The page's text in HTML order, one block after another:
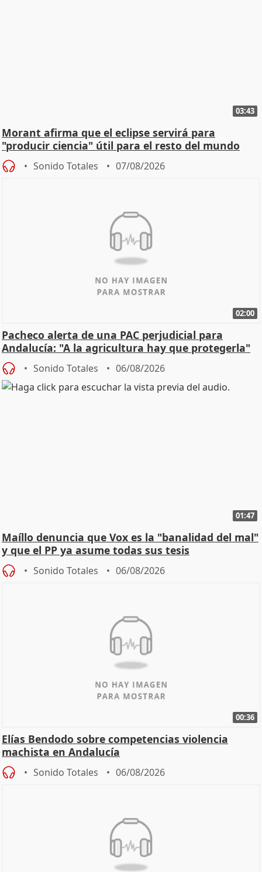
03:43
Morant afirma que el eclipse servirá para
"producir ciencia" útil para el resto del mundo
Sonido Totales 07/08/2026
02:00
Pacheco alerta de una PAC perjudicial para
Andalucía: "A la agricultura hay que protegerla"
Sonido Totales 06/08/2026
01:47
Maíllo denuncia que Vox es la "banalidad del mal"
y que el PP ya asume todas sus tesis
Sonido Totales 06/08/2026
00:36
Elías Bendodo sobre competencias violencia
machista en Andalucía
Sonido Totales 06/08/2026